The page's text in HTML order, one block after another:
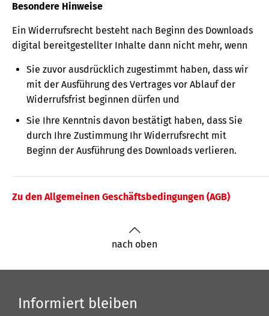
Besondere Hinweise
Ein Widerrufsrecht besteht nach Beginn des Downloads
digital bereitgestellter Inhalte dann nicht mehr, wenn
Sie zuvor ausdrücklich zugestimmt haben, dass wir
mit der Ausführung des Vertrages vor Ablauf der
Widerrufsfrist beginnen dürfen und
Sie Ihre Kenntnis davon bestätigt haben, dass Sie
durch Ihre Zustimmung Ihr Widerrufsrecht mit
Beginn der Ausführung des Downloads verlieren.
Zu den Allgemeinen Geschäftsbedingungen (AGB)
nach oben
Informiert bleiben